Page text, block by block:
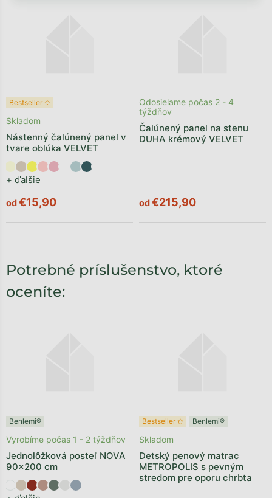
Bestseller ✩
Nástenný čalúnený panel v
tvare oblúka VELVET
+ ďalšie
Skladom
od€15,90
Čalúnený panel na stenu
DUHA krémový VELVET
Odosielame počas 2 - 4
týždňov
od€215,90
Potrebné príslušenstvo, ktoré
oceníte:
Benlemi®
Jednolôžková posteľ NOVA
90x200 cm
Vyrobíme počas 1 - 2 týždňov
Bestseller ✩ Benlemi®
Detský penový matrac
METROPOLIS s pevným
stredom pre oporu chrbta
Skladom